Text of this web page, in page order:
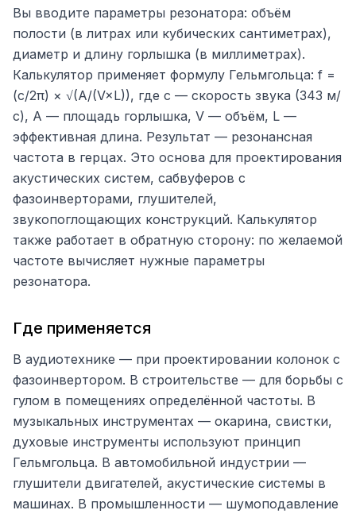
Вы вводите параметры резонатора: объём
полости (в литрах или кубических сантиметрах),
диаметр и длину горлышка (в миллиметрах).
Калькулятор применяет формулу Гельмгольца: f =
(c/2π) × √(A/(V×L)), где c — скорость звука (343 м/
с), A — площадь горлышка, V — объём, L —
эффективная длина. Результат — резонансная
частота в герцах. Это основа для проектирования
акустических систем, сабвуферов с
фазоинверторами, глушителей,
звукопоглощающих конструкций. Калькулятор
также работает в обратную сторону: по желаемой
частоте вычисляет нужные параметры
резонатора.
Где применяется
В аудиотехнике — при проектировании колонок с
фазоинвертором. В строительстве — для борьбы с
гулом в помещениях определённой частоты. В
музыкальных инструментах — окарина, свистки,
духовые инструменты используют принцип
Гельмгольца. В автомобильной индустрии —
глушители двигателей, акустические системы в
машинах. В промышленности — шумоподавление